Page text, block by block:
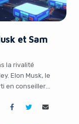
et Sam
la rivalité
Elon Musk, le
en conseiller